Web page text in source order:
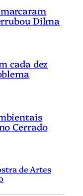
Dilma
cada dez
Cerrado
de Artes